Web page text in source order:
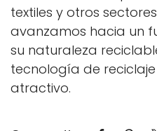
textiles y otros
avanzamos hacia un
su naturaleza
tecnología de
atractivo.